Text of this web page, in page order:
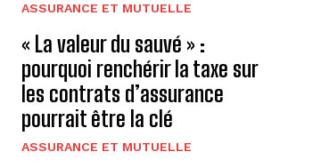
ASSURANCE ET MUTUELLE
« La valeur du sauvé » :
pourquoi renchérir la taxe sur
les contrats d’assurance
pourrait être la clé
ASSURANCE ET MUTUELLE